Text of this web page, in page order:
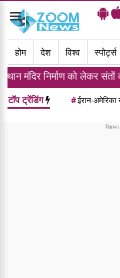
Toggle
navigation
होम
देश विश्व स्पोर्ट्स
को लेकर संतों का बड़ा ऐलान, 6
टॉप ट्रेंडिंग #ईरान-अमेरिका